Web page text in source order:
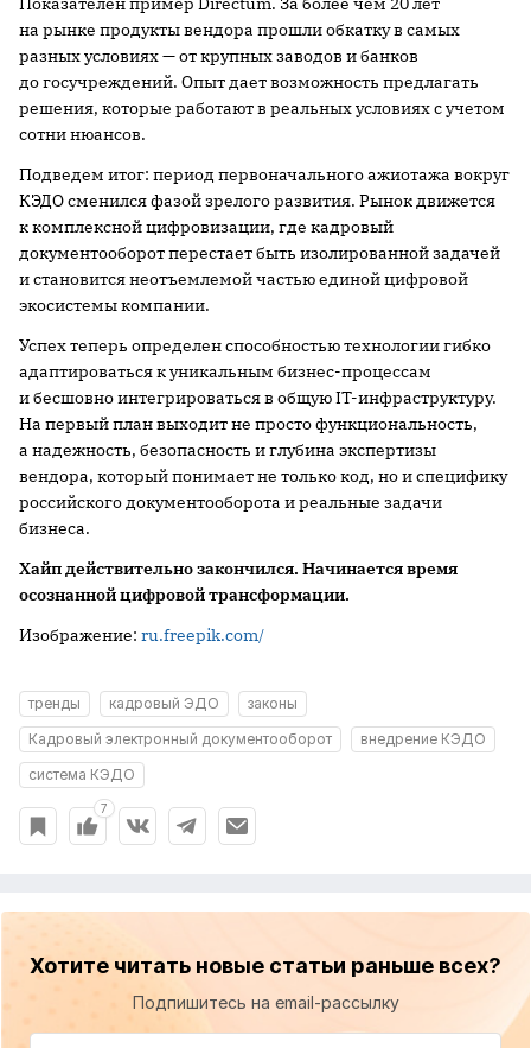
на рынке продукты вендора прошли обкатку в самых
разных условиях — от крупных заводов и банков
до госучреждений. Опыт дает возможность предлагать
решения, которые работают в реальных условиях с учетом
сотни нюансов.
Подведем итог: период первоначального ажиотажа вокруг
КЭДО сменился фазой зрелого развития. Рынок движется
к комплексной цифровизации, где кадровый
документооборот перестает быть изолированной задачей
и становится неотъемлемой частью единой цифровой
экосистемы компании.
Успех теперь определен способностью технологии гибко
адаптироваться к уникальным бизнес-процессам
и бесшовно интегрироваться в общую IT-инфраструктуру.
На первый план выходит не просто функциональность,
а надежность, безопасность и глубина экспертизы
вендора, который понимает не только код, но и специфику
российского документооборота и реальные задачи
бизнеса.
Хайп действительно закончился. Начинается время
осознанной цифровой трансформации.
Изображение: ru.freepik.com/
тренды кадровый ЭДО
законы
Кадровый электронный документооборот
внедрение КЭДО
система КЭДО
7
Хотите читать новые статьи раньше всех?
Подпишитесь на email-рассылку